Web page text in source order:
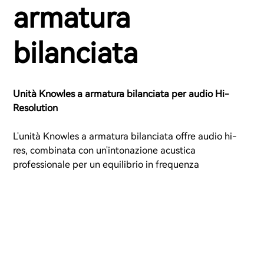
armatura
bilanciata
Unità Knowles a armatura bilanciata per audio Hi-
Resolution
L'unità Knowles a armatura bilanciata offre audio hi-
res, combinata con un'intonazione acustica
professionale per un equilibrio in frequenza